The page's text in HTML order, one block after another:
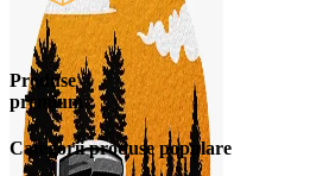
Produse
premium
Categorii produse populare